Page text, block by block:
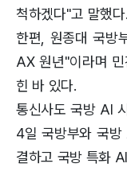
척하겠다"고 말했다.
한편, 원종대 국방
AX 원년"이라며
힌 바 있다.
통신사도 국방 AI
4일 국방부와 국방
결하고 국방 특화